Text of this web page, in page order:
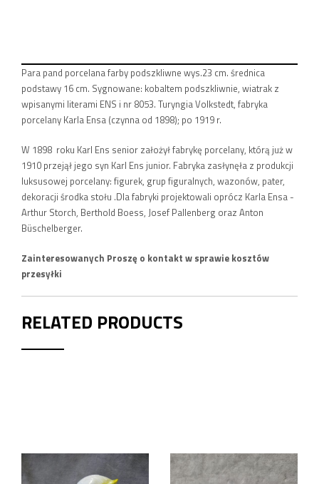
Para pand porcelana farby podszkliwne wys.23 cm. średnica
podstawy 16 cm. Sygnowane: kobaltem podszkliwnie, wiatrak z
wpisanymi literami ENS i nr 8053. Turyngia Volkstedt, fabryka
porcelany Karla Ensa (czynna od 1898); po 1919 r.
W 1898 roku Karl Ens senior założył fabrykę porcelany, którą już w
1910 przejął jego syn Karl Ens junior. Fabryka zasłynęła z produkcji
luksusowej porcelany: figurek, grup figuralnych, wazonów, pater,
dekoracji środka stołu .Dla fabryki projektowali oprócz Karla Ensa -
Arthur Storch, Berthold Boess, Josef Pallenberg oraz Anton
Büschelberger.
Zainteresowanych Proszę o kontakt w sprawie kosztów
przesyłki
RELATED PRODUCTS